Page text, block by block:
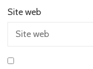
Site web